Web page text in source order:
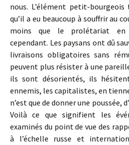
nous. L’élément petit-bourgeois
qu’il a eu beaucoup à souffrir au
moins que le prolétariat en
cependant. Les paysans ont dû
livraisons obligatoires sans
peuvent plus résister à une
ils sont désorientés, ils
ennemis, les capitalistes, en
n’est que de donner une poussée,
Voilà ce que signifient les
examinés du point de vue des
à l’échelle russe et